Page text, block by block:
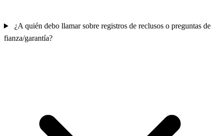
¿A quién debo llamar sobre registros de reclusos o preguntas de
fianza/garantía?